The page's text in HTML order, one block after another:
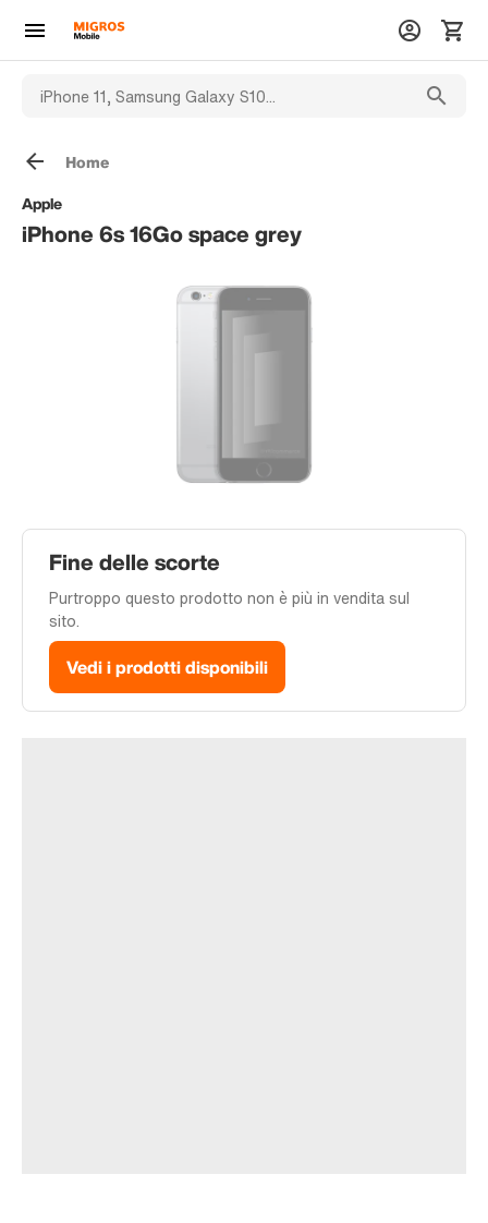
Home
Apple
iPhone 6s 16Go space grey
Fine delle scorte
Purtroppo questo prodotto non è più in vendita sul
sito.
Vedi i prodotti disponibili